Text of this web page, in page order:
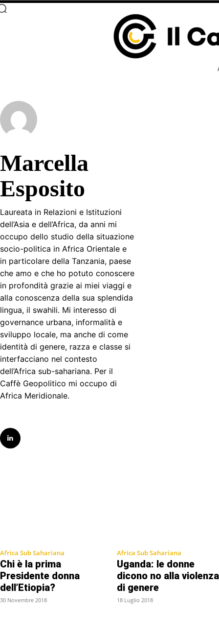
Marcella
Esposito
Laureata in Relazioni e Istituzioni
dell’Asia e dell’Africa, da anni mi
occupo dello studio della situazione
socio-politica in Africa Orientale e
in particolare della Tanzania, paese
che amo e che ho potuto conoscere
in profondità grazie ai miei viaggi e
alla conoscenza della sua splendida
lingua, il swahili. Mi interesso di
governance urbana, informalità e
sviluppo locale, ma anche di come
identità di genere, razza e classe si
interfacciano nel contesto
dell’Africa sub-sahariana. Per il
Caffè Geopolitico mi occupo di
Africa Meridionale.
Africa Sub Sahariana
Chi è la prima
Presidente donna
dell’Etiopia?
30 Novembre 2018
Africa Sub Sahariana
Uganda: le donne
dicono no alla violenza
di genere
18 Luglio 2018